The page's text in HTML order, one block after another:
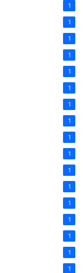
1
1
1
1
1
1
1
1
1
1
1
1
1
1
1
1
1